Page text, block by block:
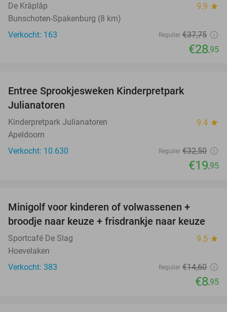
De Krâplâp 9.9 star
Bunschoten-Spakenburg (8 km)
Verkocht: 163
Regulier €37,75
€28,95
Entree Sprookjesweken Kinderpretpark
Julianatoren
Kinderpretpark Julianatoren 9.4 star
Apeldoorn
Verkocht: 10.630
Regulier €32,50
€19,95
Minigolf voor kinderen of volwassenen +
broodje naar keuze + frisdrankje naar keuze
Sportcafé De Slag 9.5 star
Hoevelaken
Verkocht: 383
Regulier €14,60
€8,95